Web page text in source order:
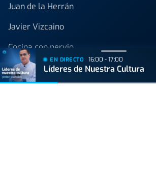
Juan de la Herrán
Javier Vizcaino
Cocina con nervio
EN DIRECTO 16:00 - 17:00
Líderes de Nuestra Cultura